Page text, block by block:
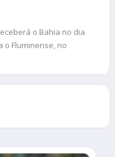
o Bahia no dia
o Fluminense, no